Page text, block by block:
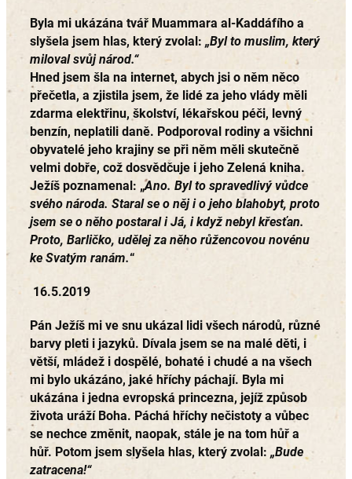
Byla mi ukázána tvář Muammara al-Kaddáfího a
slyšela jsem hlas, který zvolal: „Byl to muslim, který
miloval svůj národ.“
Hned jsem šla na internet, abych jsi o něm něco
přečetla, a zjistila jsem, že lidé za jeho vlády měli
zdarma elektřinu, školství, lékařskou péči, levný
benzín, neplatili daně. Podporoval rodiny a všichni
obyvatelé jeho krajiny se při něm měli skutečně
velmi dobře, což dosvědčuje i jeho Zelená kniha.
Ježíš poznamenal: „Ano. Byl to spravedlivý vůdce
svého národa. Staral se o něj i o jeho blahobyt, proto
jsem se o něho postaral i Já, i když nebyl křesťan.
Proto, Barličko, udělej za něho růžencovou novénu
ke Svatým ranám.“
16.5.2019
Pán Ježíš mi ve snu ukázal lidi všech národů, různé
barvy pleti i jazyků. Dívala jsem se na malé děti, i
větší, mládež i dospělé, bohaté i chudé a na všech
mi bylo ukázáno, jaké hříchy páchají. Byla mi
ukázána i jedna evropská princezna, jejíž způsob
života uráží Boha. Páchá hříchy nečistoty a vůbec
se nechce změnit, naopak, stále je na tom hůř a
hůř. Potom jsem slyšela hlas, který zvolal: „Bude
zatracena!“